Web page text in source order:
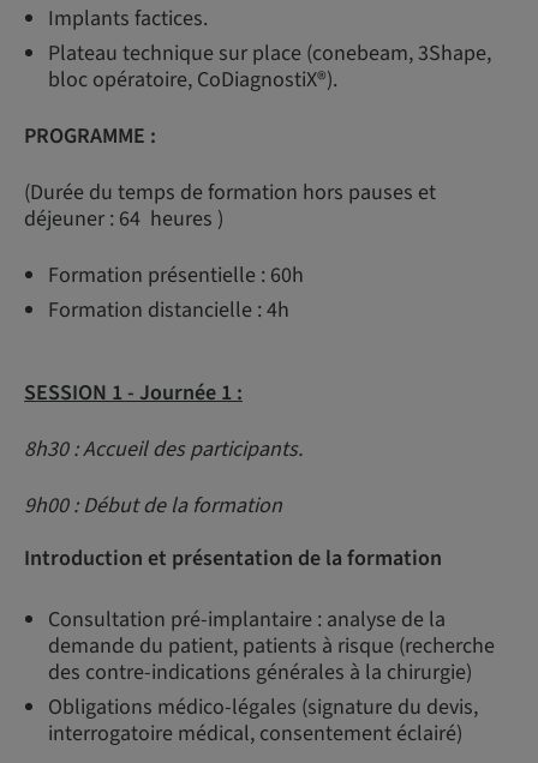
Implants factices.
Plateau technique sur place (conebeam, 3Shape,
bloc opératoire, CoDiagnostiX®).
PROGRAMME :
(Durée du temps de formation hors pauses et
déjeuner : 64 heures )
Formation présentielle : 60h
Formation distancielle : 4h
SESSION 1 -Journée 1 :
8h30 : Accueil des participants.
9h00 : Début de la formation
Introduction et présentation de la formation
Consultation pré-implantaire : analyse de la
demande du patient, patients à risque (recherche
des contre-indications générales à la chirurgie)
Obligations médico-légales (signature du devis,
interrogatoire médical, consentement éclairé)